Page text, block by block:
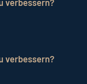
verbessern?
betonen.
verbessern?